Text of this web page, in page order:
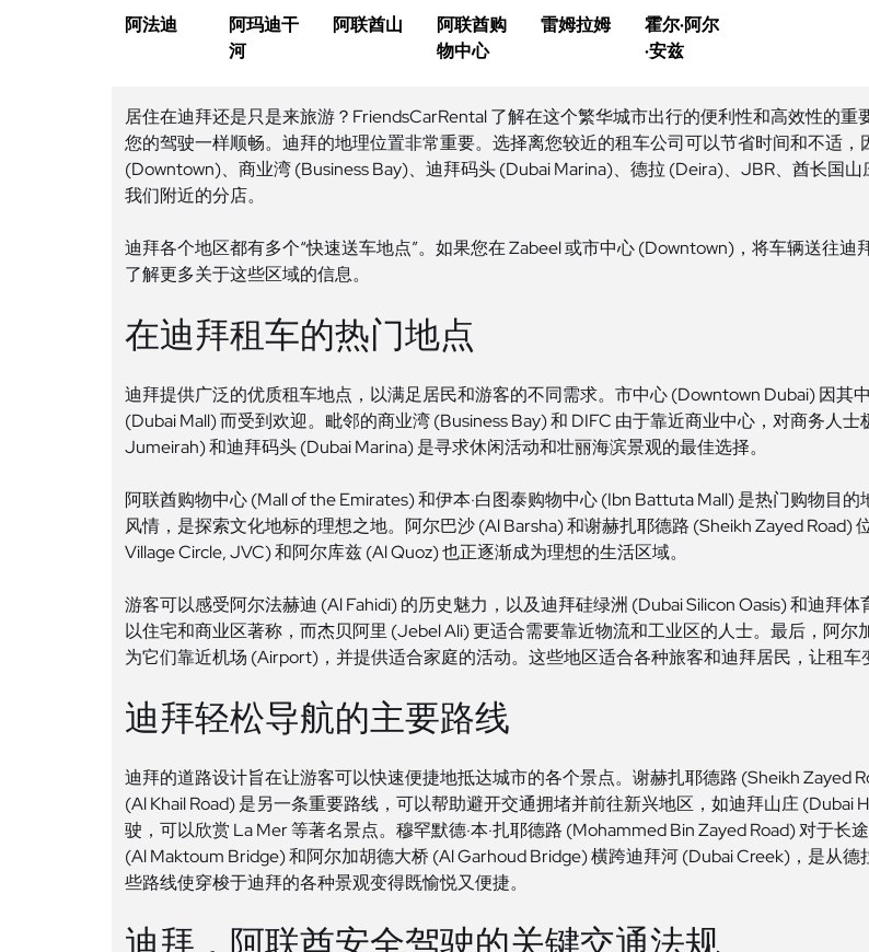
阿法迪
阿玛迪干
河
阿联酋山
阿联酋购
物中心
雷姆拉姆
霍尔·阿尔
·安兹
居住在迪拜还是只是来旅游？FriendsCarRental 了解在这个繁华城市出行的便利性和高效性的
您的驾驶一样顺畅。迪拜的地理位置非常重要。选择离您较近的租车公司可以节省时间和不适
(Downtown)、商业湾 (Business Bay)、迪拜码头 (Dubai Marina)、德拉 (Deira)、JBR、酋长国
我们附近的分店。
迪拜各个地区都有多个“快速送车地点”。如果您在 Zabeel 或市中心 (Downtown)，将车辆送往
了解更多关于这些区域的信息。
在迪拜租车的热门地点
迪拜提供广泛的优质租车地点，以满足居民和游客的不同需求。市中心 (Downtown Dubai) 因其
(Dubai Mall) 而受到欢迎。毗邻的商业湾 (Business Bay) 和 DIFC 由于靠近商业中心，对商务人
Jumeirah) 和迪拜码头 (Dubai Marina) 是寻求休闲活动和壮丽海滨景观的最佳选择。
阿联酋购物中心 (Mall of the Emirates) 和伊本·白图泰购物中心 (Ibn Battuta Mall) 是热门购物目
风情，是探索文化地标的理想之地。阿尔巴沙 (Al Barsha) 和谢赫扎耶德路 (Sheikh Zayed
Village Circle, JVC) 和阿尔库兹 (Al Quoz) 也正逐渐成为理想的生活区域。
游客可以感受阿尔法赫迪 (Al Fahidi) 的历史魅力，以及迪拜硅绿洲 (Dubai Silicon Oasis) 和迪拜
以住宅和商业区著称，而杰贝阿里 (Jebel Ali) 更适合需要靠近物流和工业区的人士。最后，阿
为它们靠近机场 (Airport)，并提供适合家庭的活动。这些地区适合各种旅客和迪拜居民，让租车
迪拜轻松导航的主要路线
迪拜的道路设计旨在让游客可以快速便捷地抵达城市的各个景点。谢赫扎耶德路 (Sheikh Zayed
(Al Khail Road) 是另一条重要路线，可以帮助避开交通拥堵并前往新兴地区，如迪拜山庄 (Dubai
驶，可以欣赏 La Mer 等著名景点。穆罕默德·本·扎耶德路 (Mohammed Bin Zayed Road) 对于
(Al Maktoum Bridge) 和阿尔加胡德大桥 (Al Garhoud Bridge) 横跨迪拜河 (Dubai Creek)，是从
些路线使穿梭于迪拜的各种景观变得既愉悦又便捷。